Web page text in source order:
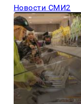
Новости СМИ2